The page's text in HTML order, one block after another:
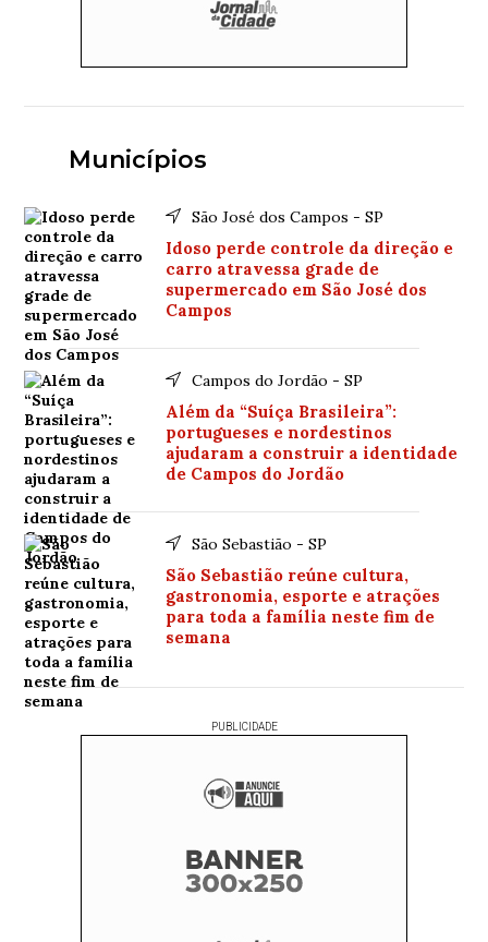
Municípios
São José dos Campos - SP
Idoso perde controle da direção e
carro atravessa grade de
supermercado em São José dos
Campos
Campos do Jordão - SP
Além da “Suíça Brasileira”:
portugueses e nordestinos
ajudaram a construir a identidade
de Campos do Jordão
São Sebastião - SP
São Sebastião reúne cultura,
gastronomia, esporte e atrações
para toda a família neste fim de
semana
PUBLICIDADE